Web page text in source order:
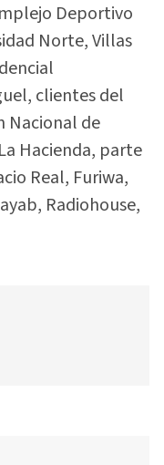
Deportivo
Norte, Villas
clientes del
Nacional de
Hacienda, parte
Real, Furiwa,
Radiohouse,